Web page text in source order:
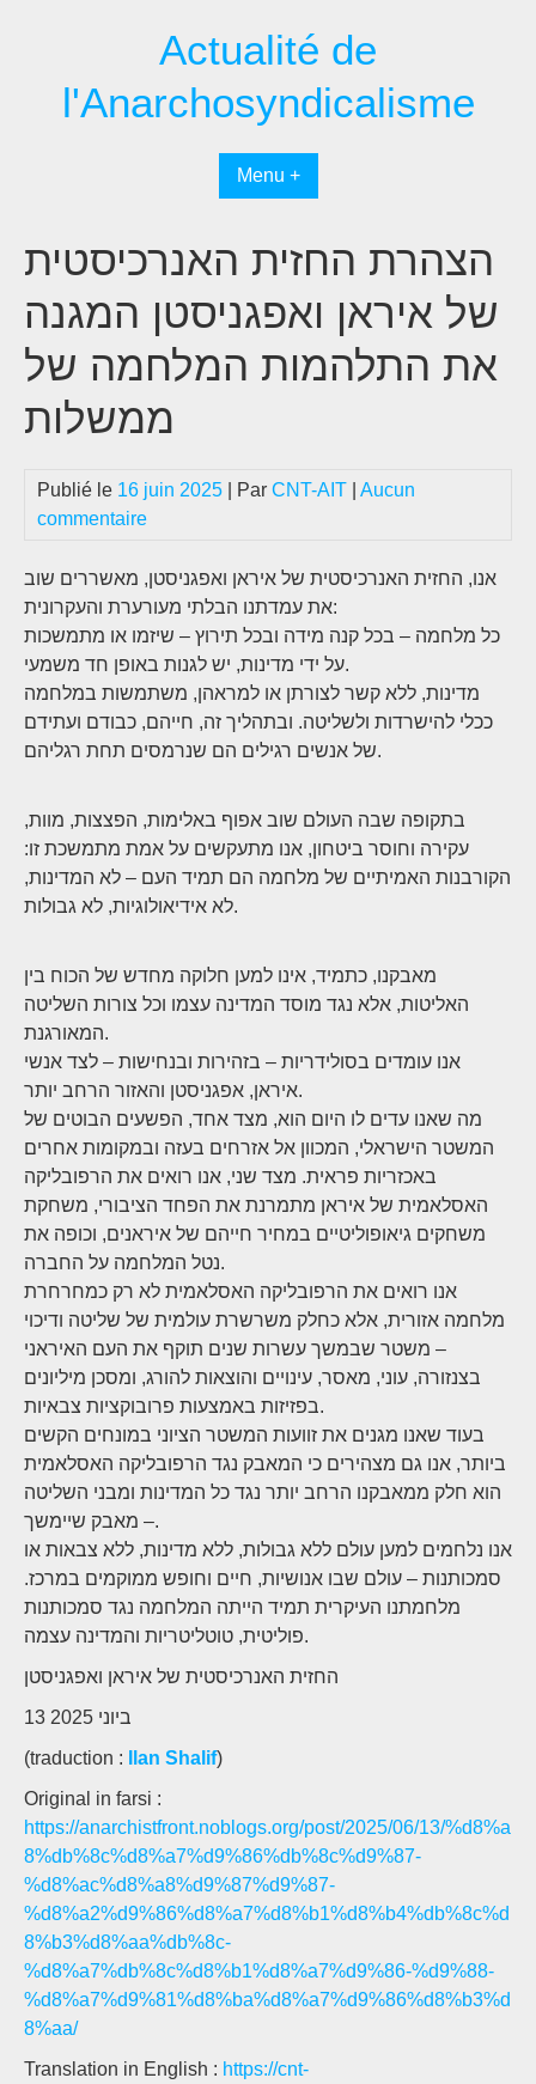
Actualité de
l'Anarchosyndicalisme
Menu +
הצהרת החזית האנרכיסטית
של איראן ואפגניסטן המגנה
את התלהמות המלחמה של
ממשלות
Publié le 16 juin 2025 | Par CNT-AIT
Aucun
commentaire
אנו, החזית האנרכיסטית של איראן ואפגניסטן, מאשררים שוב
את עמדתנו הבלתי מעורערת והעקרונית:
כל מלחמה – בכל קנה מידה ובכל תירוץ – שיזמו או מתמשכות
על ידי מדינות, יש לגנות באופן חד משמעי.
מדינות, ללא קשר לצורתן או למראהן, משתמשות במלחמה
ככלי להישרדות ולשליטה. ובתהליך זה, חייהם, כבודם ועתידם
של אנשים רגילים הם שנרמסים תחת רגליהם.
בתקופה שבה העולם שוב אפוף באלימות, הפצצות, מוות,
עקירה וחוסר ביטחון, אנו מתעקשים על אמת מתמשכת זו:
הקורבנות האמיתיים של מלחמה הם תמיד העם – לא המדינות,
לא אידיאולוגיות, לא גבולות.
מאבקנו, כתמיד, אינו למען חלוקה מחדש של הכוח בין
האליטות, אלא נגד מוסד המדינה עצמו וכל צורות השליטה
המאורגנת.
אנו עומדים בסולידריות – בזהירות ובנחישות – לצד אנשי
איראן, אפגניסטן והאזור הרחב יותר.
מה שאנו עדים לו היום הוא, מצד אחד, הפשעים הבוטים של
המשטר הישראלי, המכוון אל אזרחים בעזה ובמקומות אחרים
באכזריות פראית. מצד שני, אנו רואים את הרפובליקה
האסלאמית של איראן מתמרנת את הפחד הציבורי, משחקת
משחקים גיאופוליטיים במחיר חייהם של איראנים, וכופה את
נטל המלחמה על החברה.
אנו רואים את הרפובליקה האסלאמית לא רק כמחרחרת
מלחמה אזורית, אלא כחלק משרשרת עולמית של שליטה ודיכוי
– משטר שבמשך עשרות שנים תוקף את העם האיראני
בצנזורה, עוני, מאסר, עינויים והוצאות להורג, ומסכן מיליונים
בפזיזות באמצעות פרובוקציות צבאיות.
בעוד שאנו מגנים את זוועות המשטר הציוני במונחים הקשים
ביותר, אנו גם מצהירים כי המאבק נגד הרפובליקה האסלאמית
הוא חלק ממאבקנו הרחב יותר נגד כל המדינות ומבני השליטה
– מאבק שיימשך.
אנו נלחמים למען עולם ללא גבולות, ללא מדינות, ללא צבאות או
סמכותנות – עולם שבו אנושיות, חיים וחופש ממוקמים במרכז.
מלחמתנו העיקרית תמיד הייתה המלחמה נגד סמכותנות
פוליטית, טוטליטריות והמדינה עצמה.
החזית האנרכיסטית של איראן ואפגניסטן
13 ביוני 2025
(traduction :
Ilan Shalif)
Original in farsi :
https://anarchistfront.noblogs.org/post/2025/06/13/%d8%a
8%db%8c%d8%a7%d9%86%db%8c%d9%87-
%d8%ac%d8%a8%d9%87%d9%87-
%d8%a2%d9%86%d8%a7%d8%b1%d8%b4%db%8c%d
8%b3%d8%aa%db%8c-
%d8%a7%db%8c%d8%b1%d8%a7%d9%86-%d9%88-
%d8%a7%d9%81%d8%ba%d8%a7%d9%86%d8%b3%d
8%aa/
Translation in English : https://cnt-